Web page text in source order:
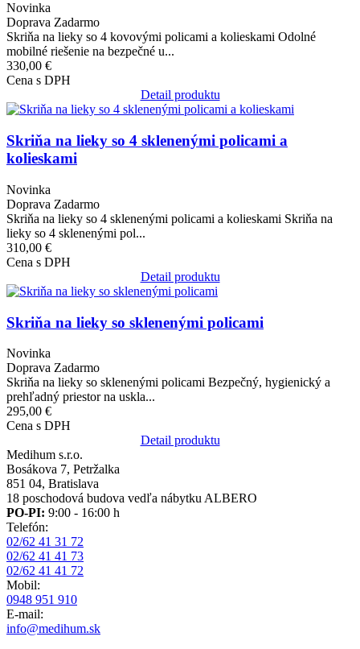
Novinka
Doprava Zadarmo
Skriňa na lieky so 4 kovovými policami a kolieskami Odolné
mobilné riešenie na bezpečné u...
330,00 €
Cena s DPH
Detail produktu
Obrázok
Skriňa na lieky so 4 sklenenými policami a
kolieskami
Novinka
Doprava Zadarmo
Skriňa na lieky so 4 sklenenými policami a kolieskami Skriňa na
lieky so 4 sklenenými pol...
310,00 €
Cena s DPH
Detail produktu
Obrázok
Skriňa na lieky so sklenenými policami
Novinka
Doprava Zadarmo
Skriňa na lieky so sklenenými policami Bezpečný, hygienický a
prehľadný priestor na uskla...
295,00 €
Cena s DPH
Detail produktu
Medihum s.r.o.
Bosákova 7, Petržalka
851 04, Bratislava
18 poschodová budova vedľa nábytku ALBERO
PO-PI: 9:00 - 16:00 h
Telefón:
02/62 41 31 72
02/62 41 41 73
02/62 41 41 72
Mobil:
0948 951 910
E-mail:
info@medihum.sk